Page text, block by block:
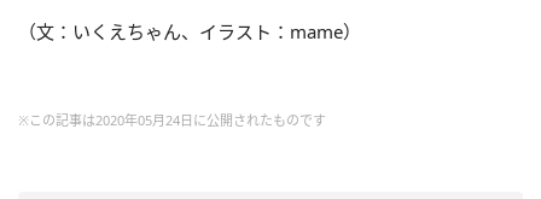
（文：いくえちゃん、イラスト：mame）
※この記事は2020年05月24日に公開されたものです